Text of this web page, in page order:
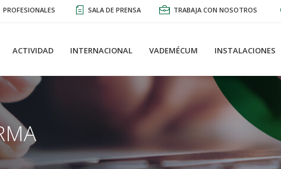
PROFESIONALES SALA DE PRENSA TRABAJA CON NOSOTROS
ACTIVIDAD INTERNACIONAL VADEMÉCUM INSTALACIONES